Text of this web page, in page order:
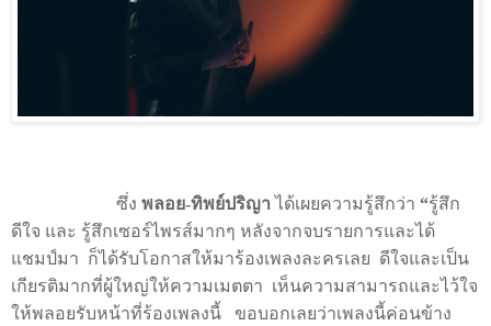
ซึ่ง พลอย-ทิพย์ปริญาได้เผยความรู้สึกว่า “รู้สึก
ดีใจ และ รู้สึกเซอร์ไพรส์มากๆ หลังจากจบรายการและได้
แชมป์มา ก็ได้รับโอกาสให้มาร้องเพลงละครเลย ดีใจและเป็น
เกียรติมากที่ผู้ใหญ่ให้ความเมตตา เห็นความสามารถและไว้ใจ
ให้พลอยรับหน้าที่ร้องเพลงนี้
ขอบอกเลยว่าเพลงนี้ค่อนข้าง